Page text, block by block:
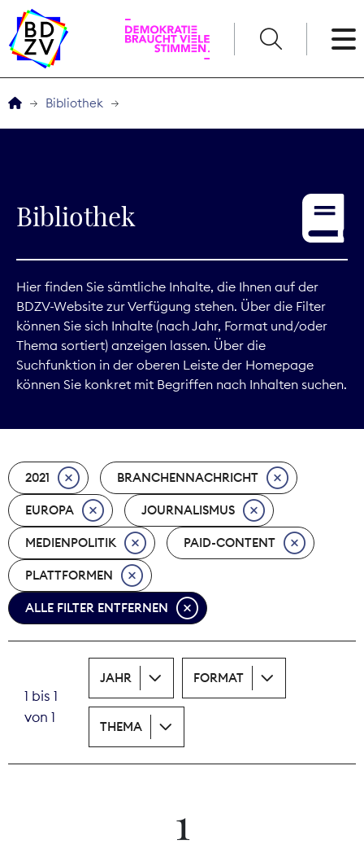
Service
Digitales
Kommunikation
Marktdaten
Nachhaltigkeit
Nachwuchs
Nova Award
Pressefreiheit
Print
Recht
Tarifpolitik
Theodor-Wolff-Preis
Bibliothek
Bibliothek
Hier finden Sie sämtliche Inhalte, die Ihnen auf der
BDZV-Website zur Verfügung stehen. Über die Filter
können Sie sich Inhalte (nach Jahr, Format und/oder
Thema sortiert) anzeigen lassen. Über die
Suchfunktion in der oberen Leiste der Homepage
können Sie konkret mit Begriffen nach Inhalten suchen.
2021 BRANCHENNACHRICHT
EUROPA JOURNALISMUS
MEDIENPOLITIK PAID-CONTENT
PLATTFORMEN
ALLE FILTER ENTFERNEN
1 bis 1
von 1
JAHR FORMAT
THEMA
1